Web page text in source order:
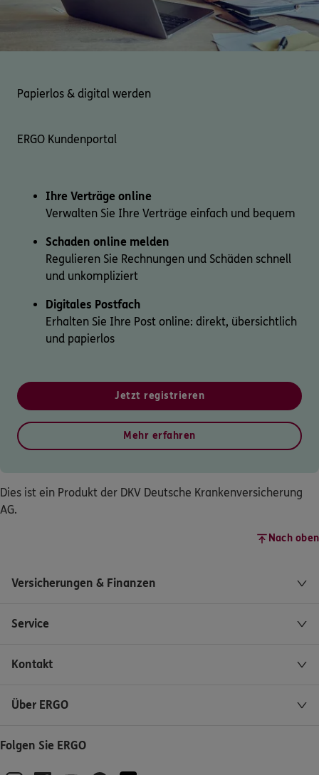
Papierlos & digital werden
ERGO Kundenportal
Ihre Verträge online
Verwalten Sie Ihre Verträge einfach und bequem
Schaden online melden
Regulieren Sie Rechnungen und Schäden schnell
und unkompliziert
Digitales Postfach
Erhalten Sie Ihre Post online: direkt, übersichtlich
und papierlos
Jetzt registrieren
Mehr erfahren
Dies ist ein Produkt der DKV Deutsche Krankenversicherung
AG.
Nach oben
Versicherungen & Finanzen
Service
Kontakt
Über ERGO
Folgen Sie ERGO